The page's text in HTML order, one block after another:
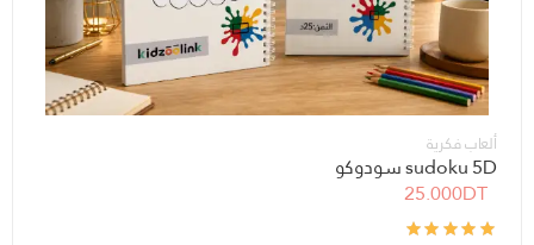
ألعاب فكرية
sudoku 5D سودوكو
25.000DT